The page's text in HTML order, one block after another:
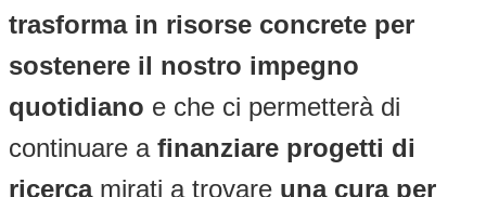
trasforma in risorse concrete per
sostenere il nostro impegno
quotidiano e che ci permetterà di
continuare a finanziare progetti di
ricercamirati a trovare una cura per